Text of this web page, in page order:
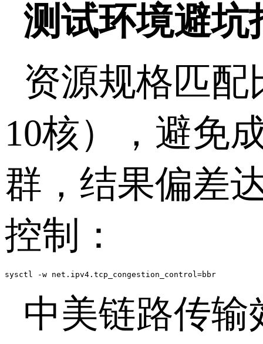
测试环境避坑
资源规格匹配
10核），避免
群，结果偏差
控制：
sysctl -w net.ipv4.tcp_congestion_control=bbr
中美链路传输